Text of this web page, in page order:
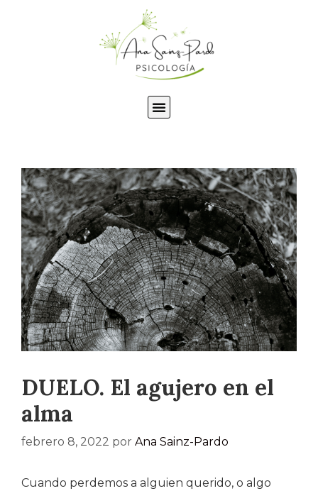
DUELO. El agujero en el
alma
febrero 8, 2022 por Ana Sainz-Pardo
Cuando perdemos a alguien querido, o algo